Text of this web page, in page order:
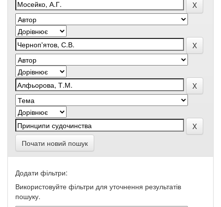
Почати новий пошук
Додати фільтри:
Використовуйте фільтри для уточнення результатів
пошуку.